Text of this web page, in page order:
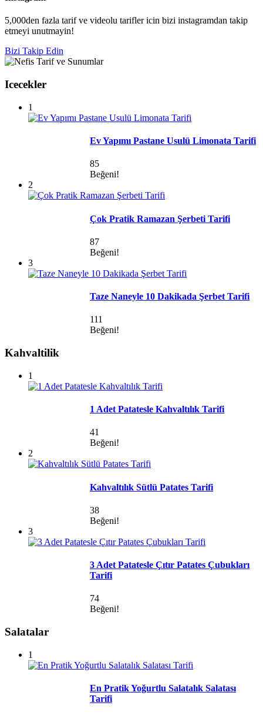
5,000den fazla tarif ve videolu tarifler icin bizi instagramdan takip
etmeyi unutmayin!
Bizi Takip Edin
Icecekler
1
Ev Yapımı Pastane Usulü Limonata Tarifi
85
Beğeni!
2
Çok Pratik Ramazan Şerbeti Tarifi
87
Beğeni!
3
Taze Naneyle 10 Dakikada Şerbet Tarifi
111
Beğeni!
Kahvaltilik
1
1 Adet Patatesle Kahvaltılık Tarifi
41
Beğeni!
2
Kahvaltılık Sütlü Patates Tarifi
38
Beğeni!
3
3 Adet Patatesle Çıtır Patates Çubukları
Tarifi
74
Beğeni!
Salatalar
1
En Pratik Yoğurtlu Salatalık Salatası
Tarifi